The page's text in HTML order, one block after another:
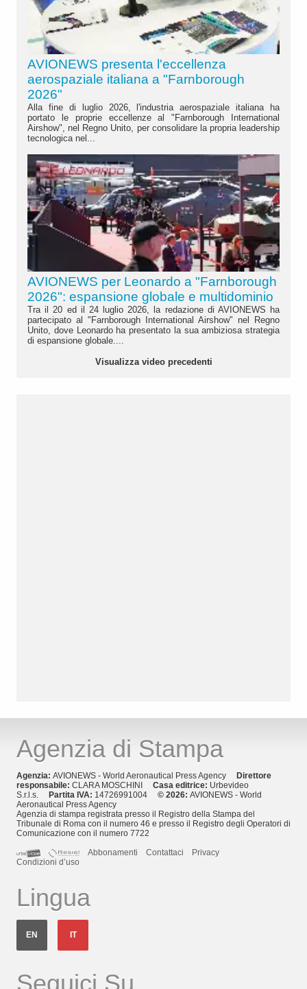
AVIONEWS presenta l'eccellenza
aerospaziale italiana a "Farnborough
2026"
Alla fine di luglio 2026, l'industria aerospaziale italiana ha
portato le proprie eccellenze al "Farnborough International
Airshow", nel Regno Unito, per consolidare la propria leadership
tecnologica nel...
AVIONEWS per Leonardo a "Farnborough
2026": espansione globale e multidominio
Tra il 20 ed il 24 luglio 2026, la redazione di AVIONEWS ha
partecipato al "Farnborough International Airshow" nel Regno
Unito, dove Leonardo ha presentato la sua ambiziosa strategia
di espansione globale....
Visualizza video precedenti
Agenzia di Stampa
Agenzia: AVIONEWS - World Aeronautical Press Agency
Direttore
responsabile: CLARA MOSCHINI Casa editrice: Urbevideo
S.r.l.s.
Partita IVA: 14726991004 © 2026: AVIONEWS - World
Aeronautical Press Agency
Agenzia di stampa registrata presso il Registro della Stampa del
Tribunale di Roma con il numero 46 e presso il Registro degli Operatori di
Comunicazione con il numero 7722
Abbonamenti
Contattaci
Privacy
Condizioni d’uso
Lingua
EN IT
Seguici Su